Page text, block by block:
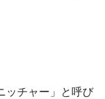
ッチャー」と呼び